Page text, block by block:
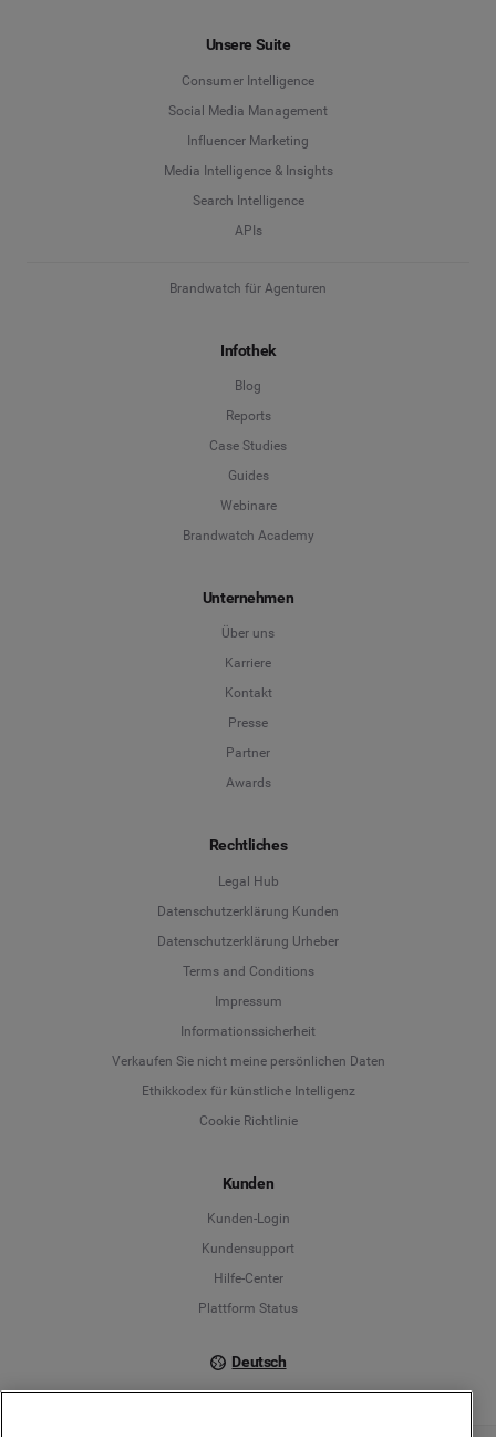
Unsere Suite
Consumer Intelligence
Social Media Management
Influencer Marketing
Media Intelligence & Insights
Search Intelligence
APIs
Brandwatch für Agenturen
Infothek
Blog
Reports
Case Studies
Guides
Webinare
Brandwatch Academy
Unternehmen
Über uns
Karriere
Kontakt
Presse
Partner
Awards
Rechtliches
Legal Hub
Datenschutzerklärung Kunden
Datenschutzerklärung Urheber
Terms and Conditions
Impressum
Informationssicherheit
Verkaufen Sie nicht meine persönlichen Daten
Ethikkodex für künstliche Intelligenz
Cookie Richtlinie
Kunden
Kunden-Login
Kundensupport
Hilfe-Center
Plattform Status
Deutsch
Deutsch
English